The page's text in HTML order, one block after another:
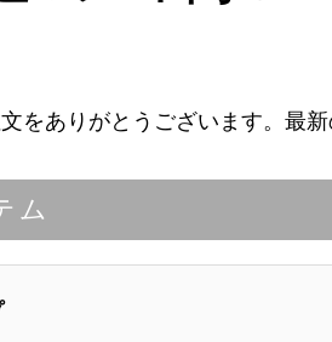
をありがとうございます。最
ム
プ